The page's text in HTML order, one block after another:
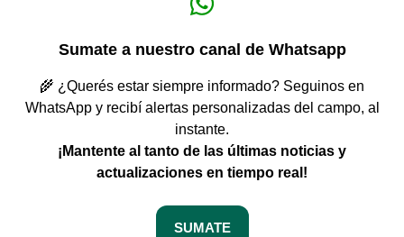
Sumate a nuestro canal de Whatsapp
🌾 ¿Querés estar siempre informado? Seguinos en
WhatsApp y recibí alertas personalizadas del campo, al
instante.
¡Mantente al tanto de las últimas noticias y
actualizaciones en tiempo real!
SUMATE